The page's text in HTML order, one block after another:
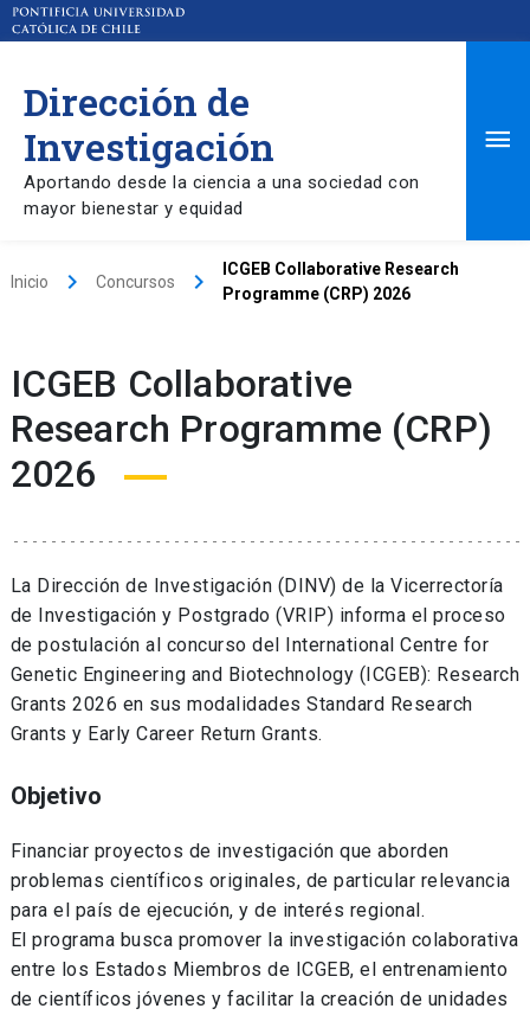
Dirección de
Investigación
Aportando desde la ciencia a una sociedad con
mayor bienestar y equidad
Inicio keyboard_arrow_right Concursos keyboard_arrow_right
ICGEB Collaborative Research
Programme (CRP) 2026
ICGEB Collaborative
Research Programme (CRP)
2026
La Dirección de Investigación (DINV) de la Vicerrectoría
de Investigación y Postgrado (VRIP) informa el proceso
de postulación al concurso del International Centre for
Genetic Engineering and Biotechnology (ICGEB): Research
Grants 2026 en sus modalidades Standard Research
Grants y Early Career Return Grants.
Objetivo
Financiar proyectos de investigación que aborden
problemas científicos originales, de particular relevancia
para el país de ejecución, y de interés regional.
El programa busca promover la investigación colaborativa
entre los Estados Miembros de ICGEB, el entrenamiento
de científicos jóvenes y facilitar la creación de unidades